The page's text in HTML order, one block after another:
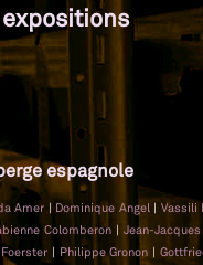
espagnole
Amer | Dominique Angel | Vassili
Colomberon | Jean-
| Philippe Gronon |